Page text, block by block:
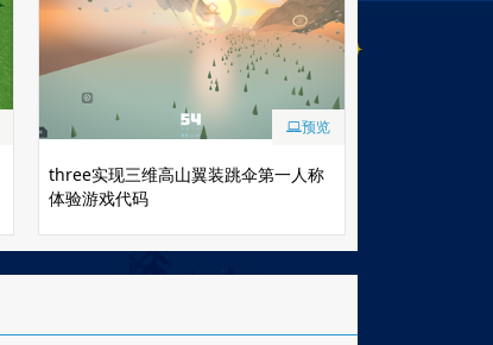
预览
three实现三维高山翼装跳伞第一人称
体验游戏代码